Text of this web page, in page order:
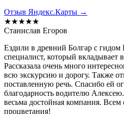
Отзыв Яндекс.Карты →
★★★★★
Станислав Егоров
Ездили в древний Болгар с
специалист, который вкладывает
Рассказала очень много
всю экскурсию и дорогу. Также
поставленную речь. Спасибо ей
благодарность водителю
весьма достойная компания. Всем
процветания!